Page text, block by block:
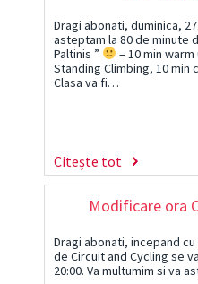
Dragi abonati, duminica,
asteptam la 80 de minute
Paltinis ”
– 10 min
Standing Climbing, 10
Clasa va fi…
Citește tot
Modificare ora
Dragi abonati, incepand
de Circuit and Cycling se
20:00. Va multumim si va